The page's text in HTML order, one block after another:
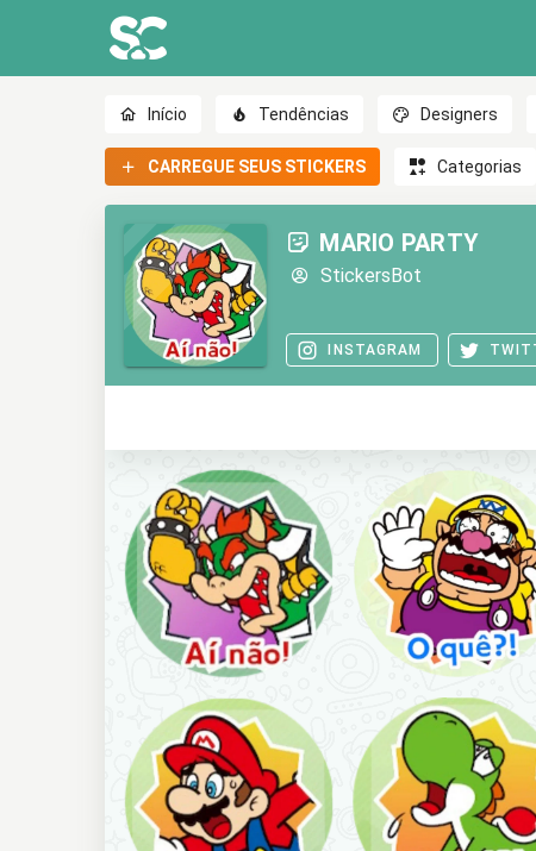
Início Tendências Designers
CARREGUE SEUS STICKERS Categorias
MARIO PARTY
StickersBot
INSTAGRAM